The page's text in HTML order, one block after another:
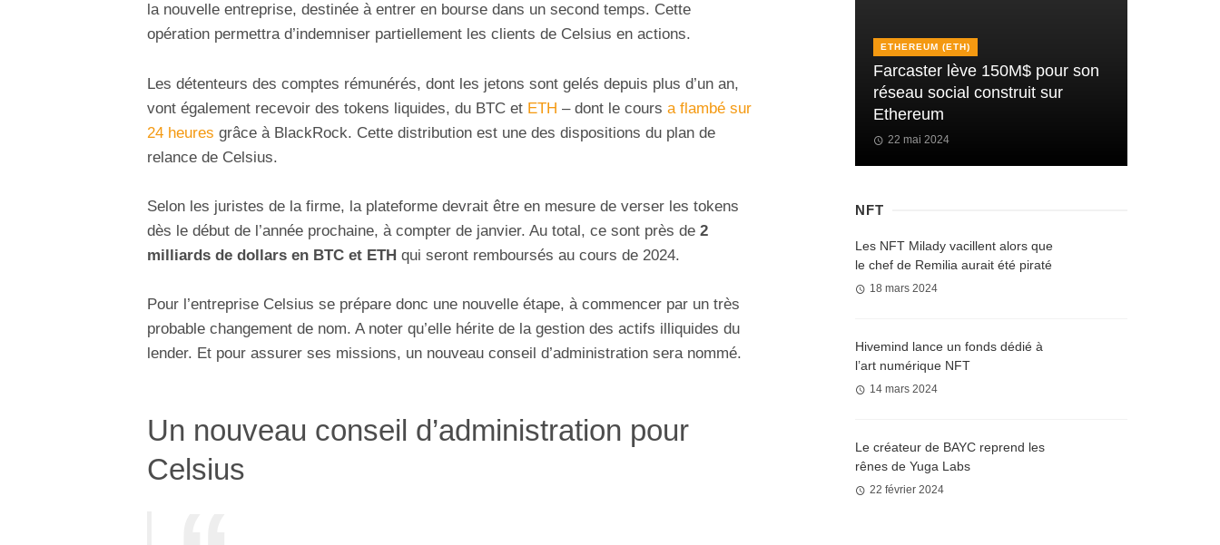
la nouvelle entreprise, destinée à entrer en bourse dans un second temps. Cette
opération permettra d’indemniser partiellement les clients de Celsius en actions.
Les détenteurs des comptes rémunérés, dont les jetons sont gelés depuis plus d’un an,
vont également recevoir des tokens liquides, du BTC et ETH – dont le cours a flambé sur
24 heures grâce à BlackRock. Cette distribution est une des dispositions du plan de
relance de Celsius.
Selon les juristes de la firme, la plateforme devrait être en mesure de verser les tokens
dès le début de l’année prochaine, à compter de janvier. Au total, ce sont près de 2
milliards de dollars en BTC et ETH qui seront remboursés au cours de 2024.
Pour l’entreprise Celsius se prépare donc une nouvelle étape, à commencer par un très
probable changement de nom. A noter qu’elle hérite de la gestion des actifs illiquides du
lender. Et pour assurer ses missions, un nouveau conseil d’administration sera nommé.
Un nouveau conseil d’administration pour
Celsius
ETHEREUM (ETH)
Farcaster lève 150M$ pour son
réseau social construit sur
Ethereum
22 mai 2024
NFT
Les NFT Milady vacillent alors que
le chef de Remilia aurait été piraté
18 mars 2024
Hivemind lance un fonds dédié à
l’art numérique NFT
14 mars 2024
Le créateur de BAYC reprend les
rênes de Yuga Labs
22 février 2024